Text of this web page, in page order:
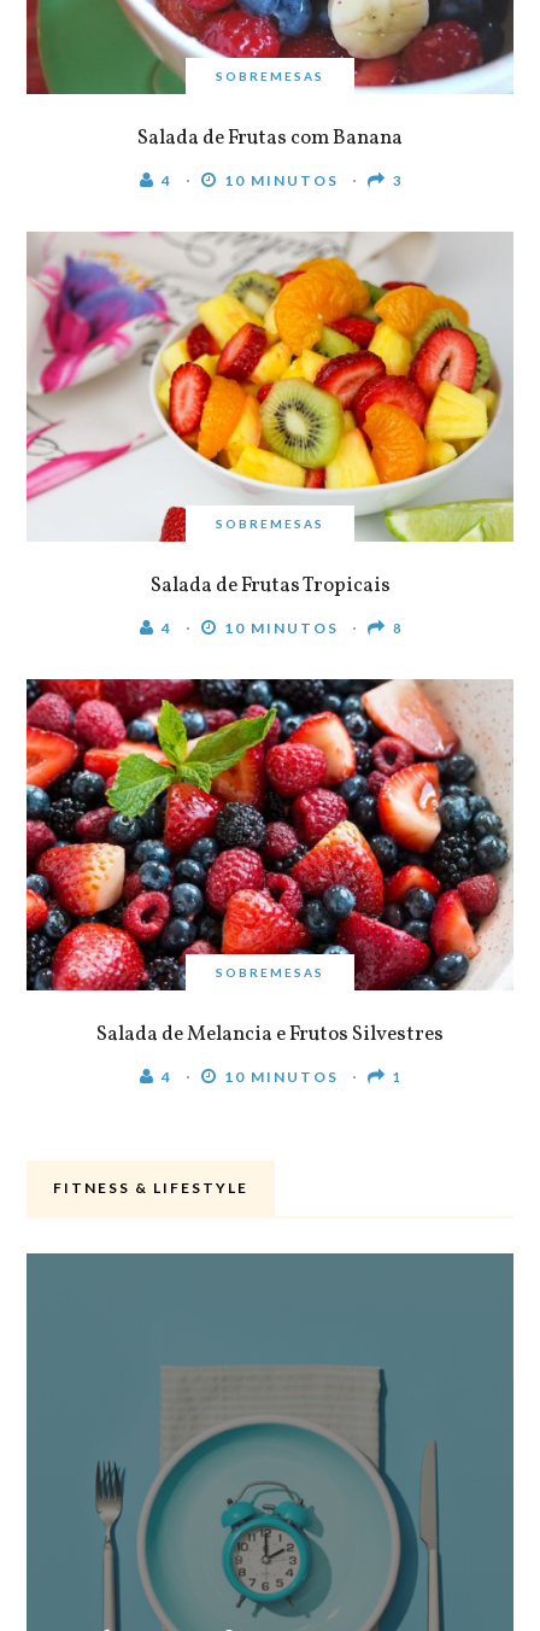
SOBREMESAS
Salada de Frutas com Banana
4 10 MINUTOS 3
SOBREMESAS
Salada de Frutas Tropicais
4 10 MINUTOS 8
SOBREMESAS
Salada de Melancia e Frutos Silvestres
4 10 MINUTOS 1
FITNESS & LIFESTYLE